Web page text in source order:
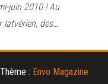
juin 2010 ! Au
latvérien, des…
Thème : Envo Magazine